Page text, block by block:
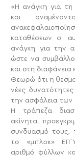
«Η ανάγκη για τη
και
καταθέσεων σ’
ανάγκη για την
ώστε να
και στη διαφάνεια
Θεωρώ ότι η
νέες
την ασφάλεια των
Η τράπεζα
ακίνητα,
συνδυασμό τους,
το «μπλοκ»
αριθμό φύλλων